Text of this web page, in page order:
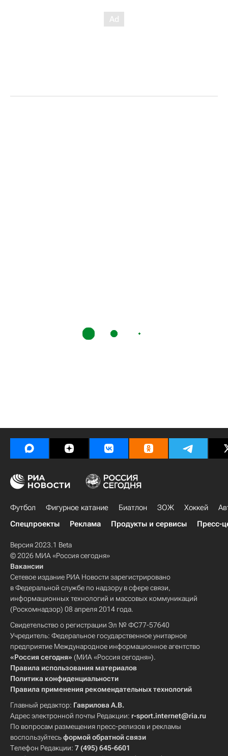
Футбол Фигурное катание Биатлон ЗОЖ Хоккей
Спецпроекты
Реклама Продукты и сервисы Пресс-
Версия 2023.1 Beta
© 2026 МИА «Россия сегодня»
Вакансии
Сетевое издание РИА Новости зарегистрировано
в Федеральной службе по надзору в сфере связи,
информационных технологий и массовых коммуникаций
(Роскомнадзор) 08 апреля 2014 года.
Свидетельство о регистрации Эл № ФС77-57640
Учредитель: Федеральное государственное унитарное
предприятие Международное информационное агентство
«Россия сегодня» (МИА «Россия сегодня»).
Правила использования материалов
Политика конфиденциальности
Правила применения рекомендательных технологий
Главный редактор: Гаврилова А.В.
Адрес электронной почты Редакции: r-sport.internet@ria.ru
По вопросам размещения пресс-релизов и рекламы
воспользуйтесьформой обратной связи
Телефон Редакции: 7 (495) 645-6601